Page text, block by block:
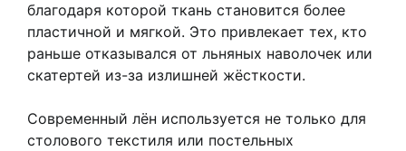
благодаря которой ткань становится более
пластичной и мягкой. Это привлекает тех, кто
раньше отказывался от льняных наволочек или
скатертей из-за излишней жёсткости.
Современный лён используется не только для
столового текстиля или постельных